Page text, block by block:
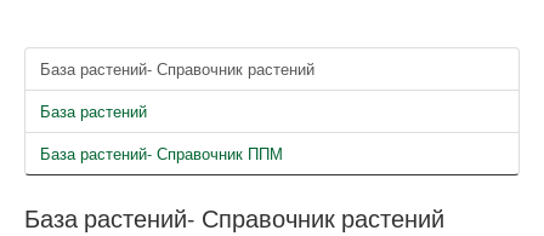
База растений- Справочник растений
База растений
База растений- Справочник ППМ
База растений- Справочник растений